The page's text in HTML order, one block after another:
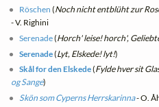
Röschen (Noch nicht entblüht zur
- V. Righini
Serenade(Horch' leise! horch',
Serenade(Lyt, Elskede! lyt!)
Skål for den Elskede(Fylde hver sit
og Sange)
Skön som Cyperns Herrskarinna- O.